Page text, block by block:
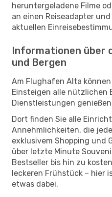
heruntergeladene Filme
an einen Reiseadapter
aktuellen
Informationen über
und Bergen
Am Flughafen Alta
Einsteigen alle nützlichen
Dienstleistungen
Dort finden Sie alle
Annehmlichkeiten, die
exklusivem Shopping und
über letzte Minute
Bestseller bis hin zu
leckeren Frühstück – hier
etwas dabei.